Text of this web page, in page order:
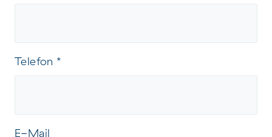
Telefon *
E-Mail